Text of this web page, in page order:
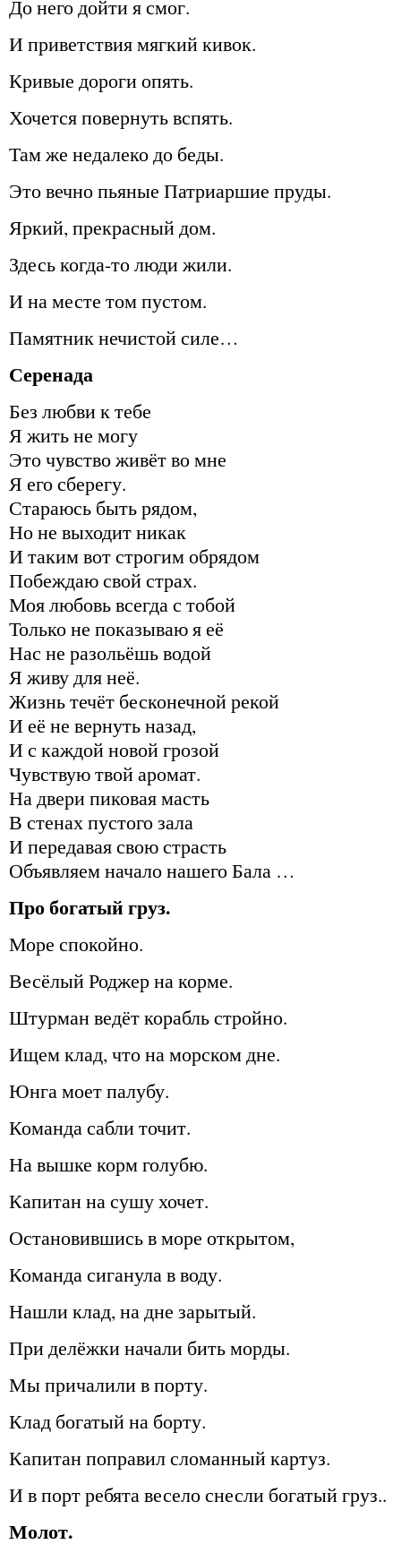
До него дойти я смог.
И приветствия мягкий кивок.
Кривые дороги опять.
Хочется повернуть вспять.
Там же недалеко до беды.
Это вечно пьяные Патриаршие пруды.
Яркий, прекрасный дом.
Здесь когда-то люди жили.
И на месте том пустом.
Памятник нечистой силе…
Серенада
Без любви к тебе
Я жить не могу
Это чувство живёт во мне
Я его сберегу.
Стараюсь быть рядом,
Но не выходит никак
И таким вот строгим обрядом
Побеждаю свой ​​страх.
Моя любовь всегда с тобой
Только не показываю я её
Нас не разольёшь водой
Я живу для неё.
Жизнь течёт бесконечной рекой
И её не вернуть назад,
И с каждой новой грозой
Чувствую твой аромат.
На двери пиковая масть
В стенах пустого зала
И передавая свою страсть
Объявляем начало нашего Бала …
Про богатый груз.
Море спокойно.
Весёлый Роджер на корме.
Штурман ведёт корабль стройно.
Ищем клад, что на морском дне.
Юнга моет палубу.
Команда сабли точит.
На вышке корм голубю.
Капитан на сушу хочет.
Остановившись в море открытом,
Команда сиганула в воду.
Нашли клад, на дне зарытый.
При делёжки начали бить морды.
Мы причалили в порту.
Клад богатый на борту.
Капитан поправил сломанный картуз.
И в порт ребята весело снесли богатый груз..
Молот.